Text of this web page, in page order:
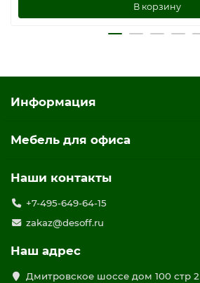
В корзину
Информация
Мебель для офиса
Наши контакты
+7-495-649-64-15
zakaz@desoff.ru
Наш адрес
Дмитровское шоссе дом 100 стр 2